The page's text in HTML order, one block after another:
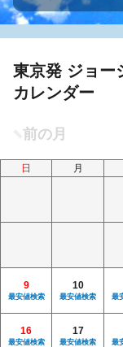
東京発 ジョー
カレンダー
日 月
9
最安値検索
10
最安値検索 最
16
最安値検索
17
最安値検索 最